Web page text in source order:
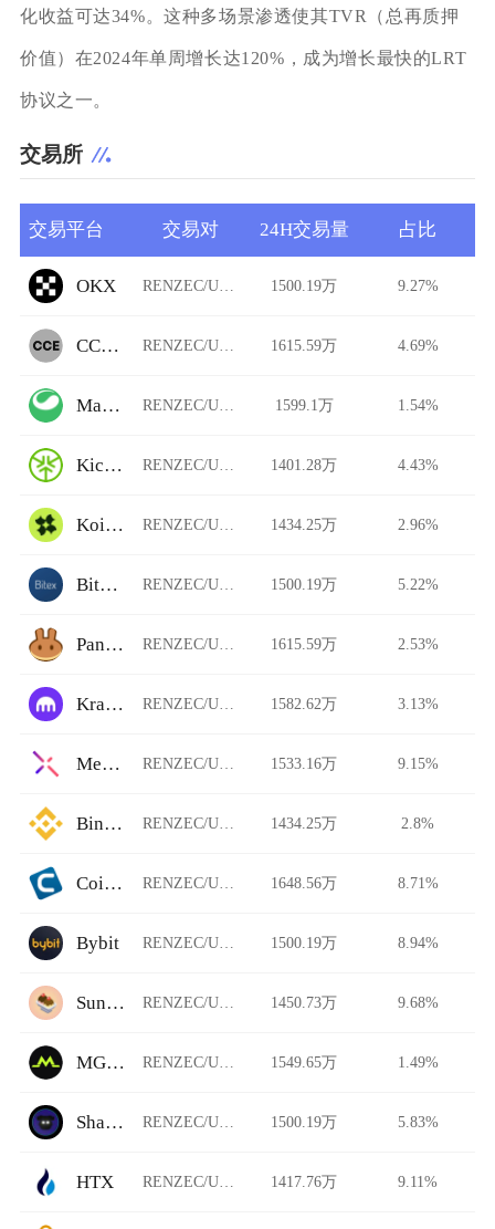
化收益可达34%。这种多场景渗透使其TVR（总再质押
价值）在2024年单周增长达120%，成为增长最快的LRT
协议之一。
交易所
交易平台 交易对 24H交易量 占比
OKX RENZEC/USDT 1500.19万 9.27%
CCEDK RENZEC/USDT 1615.59万 4.69%
Matcha RENZEC/USDT 1599.1万 1.54%
KickEX RENZEC/USDT 1401.28万 4.43%
Koi Finance RENZEC/USDT 1434.25万 2.96%
Bitex.la RENZEC/USDT 1500.19万 5.22%
PancakeSwap Stableswap RENZEC/USDT 1615.59万 2.53%
Kraken RENZEC/USDT 1582.62万 3.13%
Metal X RENZEC/USDT 1533.16万 9.15%
Binance RENZEC/USDT 1434.25万 2.8%
Coinut RENZEC/USDT 1648.56万 8.71%
Bybit RENZEC/USDT 1500.19万 8.94%
Sundaeswap RENZEC/USDT 1450.73万 9.68%
MGBX RENZEC/USDT 1549.65万 1.49%
ShadowSwap RENZEC/USDT 1500.19万 5.83%
HTX RENZEC/USDT 1417.76万 9.11%